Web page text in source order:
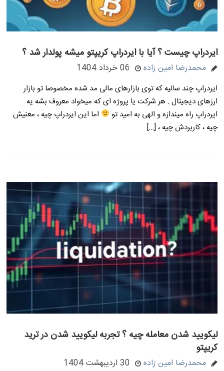
ایردراپ چیست ؟ آیا با ایردراپ کریپتو میشه پولدار شد ؟
محمدرضا امین زاده 06 خرداد 1404
ایردراپ چند سالیه که توی بازارهای مالی مد شده مخصوصا تو بازار
ارزهای دیجیتال . هر شرکت یا پروژه ای که میخواد معروف بشه یه
ایردراپ راه میندازه و الهی به امید تو
اما این ایردراپ چیه ، معنیش
چیه ، کاربردش چیه ، […]
لیکویید شدن معامله چیه ؟ تجربه لیکویید شدن در ترید
کریپتو
محمدرضا امین زاده 30 اردیبهشت 1404